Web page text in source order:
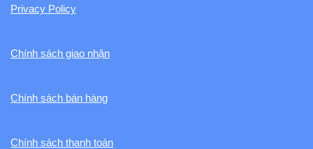
Privacy Policy
Chính sách giao nhận
Chính sách bán hàng
Chính sách thanh toán